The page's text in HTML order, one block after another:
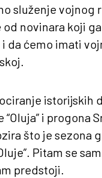
služenje vojnog
novinara koji
da ćemo imati
istorijskih
i progona
što je sezona
Pitam se
predstoji.